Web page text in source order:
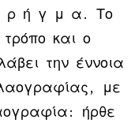
ρ ή γ μ α. Το
και ο
την έννοια
με
ήρθε